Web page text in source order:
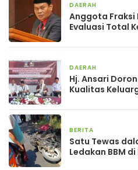
DAERAH
Anggota Fraksi
Evaluasi Total
DAERAH
Hj. Ansari
Kualitas
BERITA
Satu Tewas
Ledakan BBM